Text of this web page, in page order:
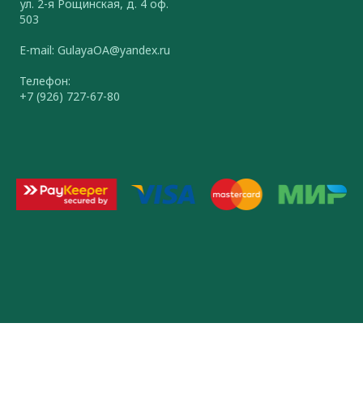
ул. 2-я Рощинская, д. 4 оф.
503
E-mail: GulayaOA@yandex.ru
Телефон:
+7 (926) 727-67-80